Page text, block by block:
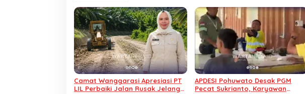
Camat Wanggarasi Apresiasi PT
LIL Perbaiki Jalan Rusak Jelang
APDESI Pohuwato Desak PGM
Pecat Sukrianto, Karyawan